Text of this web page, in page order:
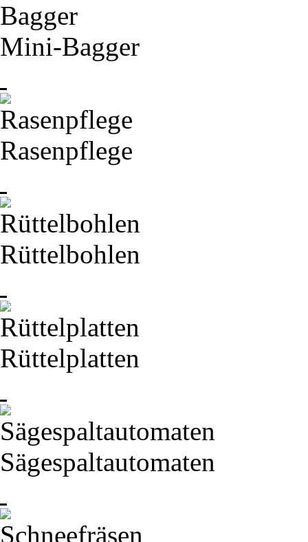
Mini-Bagger
Rasenpflege
Rüttelbohlen
Rüttelplatten
Sägespaltautomaten